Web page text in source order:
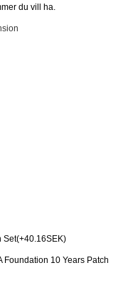
du vill ha.
Set(+40.16SEK)
Foundation 10 Years Patch